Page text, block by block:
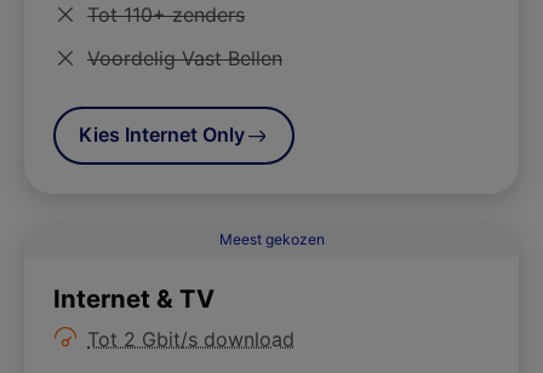
Niet van toepassing
Tot 110+ zenders
Niet van toepassing
Voordelig Vast Bellen
Kies Internet Only
Meest gekozen
Internet & TV
Meer informatie over
Tot 2 Gbit/s download